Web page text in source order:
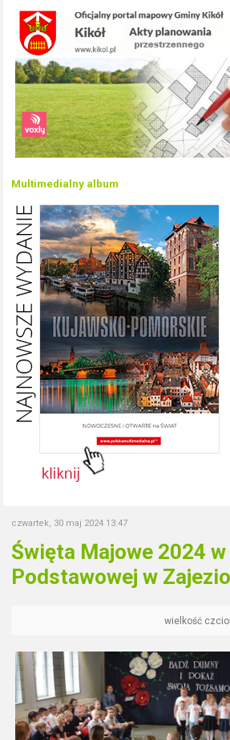
Multimedialny album
czwartek, 30 maj 2024 13:47
Święta Majowe 2024
Podstawowej w
wielkość